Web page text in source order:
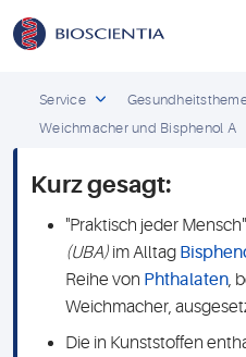
Service
Weichmacher und Bisphenol A
Kurz gesagt:
"Praktisch jeder
(UBA) im Alltag
Reihe von Phthalaten,
Weichmacher,
Die in Kunststoffen